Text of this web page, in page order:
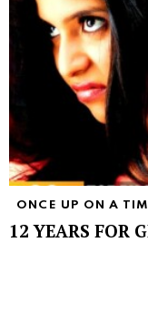
ONCE UP ON A
12 YEARS FOR